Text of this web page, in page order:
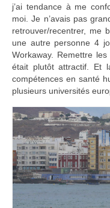
j’ai tendance à me
moi. Je n’avais pas
retrouver/recentrer, me
une autre personne 4
Workaway. Remettre
était plutôt attractif. Et
compétences en santé
plusieurs universités